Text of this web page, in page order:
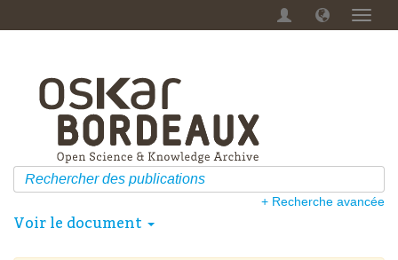
Menu
+ Recherche avancée
Voir le document